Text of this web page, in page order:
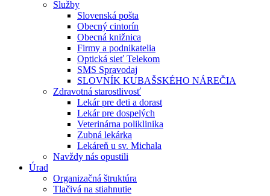
Služby
Slovenská pošta
Obecný cintorín
Obecná knižnica
Firmy a podnikatelia
Optická sieť Telekom
SMS Spravodaj
SLOVNÍK KUBAŠSKÉHO NÁREČIA
Zdravotná starostlivosť
Lekár pre deti a dorast
Lekár pre dospelých
Veterinárna poliklinika
Zubná lekárka
Lekáreň u sv. Michala
Navždy nás opustili
Úrad
Organizačná štruktúra
Tlačivá na stiahnutie